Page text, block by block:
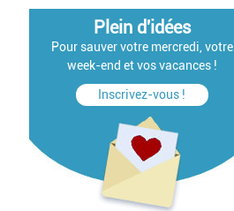
Plein d'idées
Pour sauver votre mercredi, votre
week-end et vos vacances !
Inscrivez-vous !